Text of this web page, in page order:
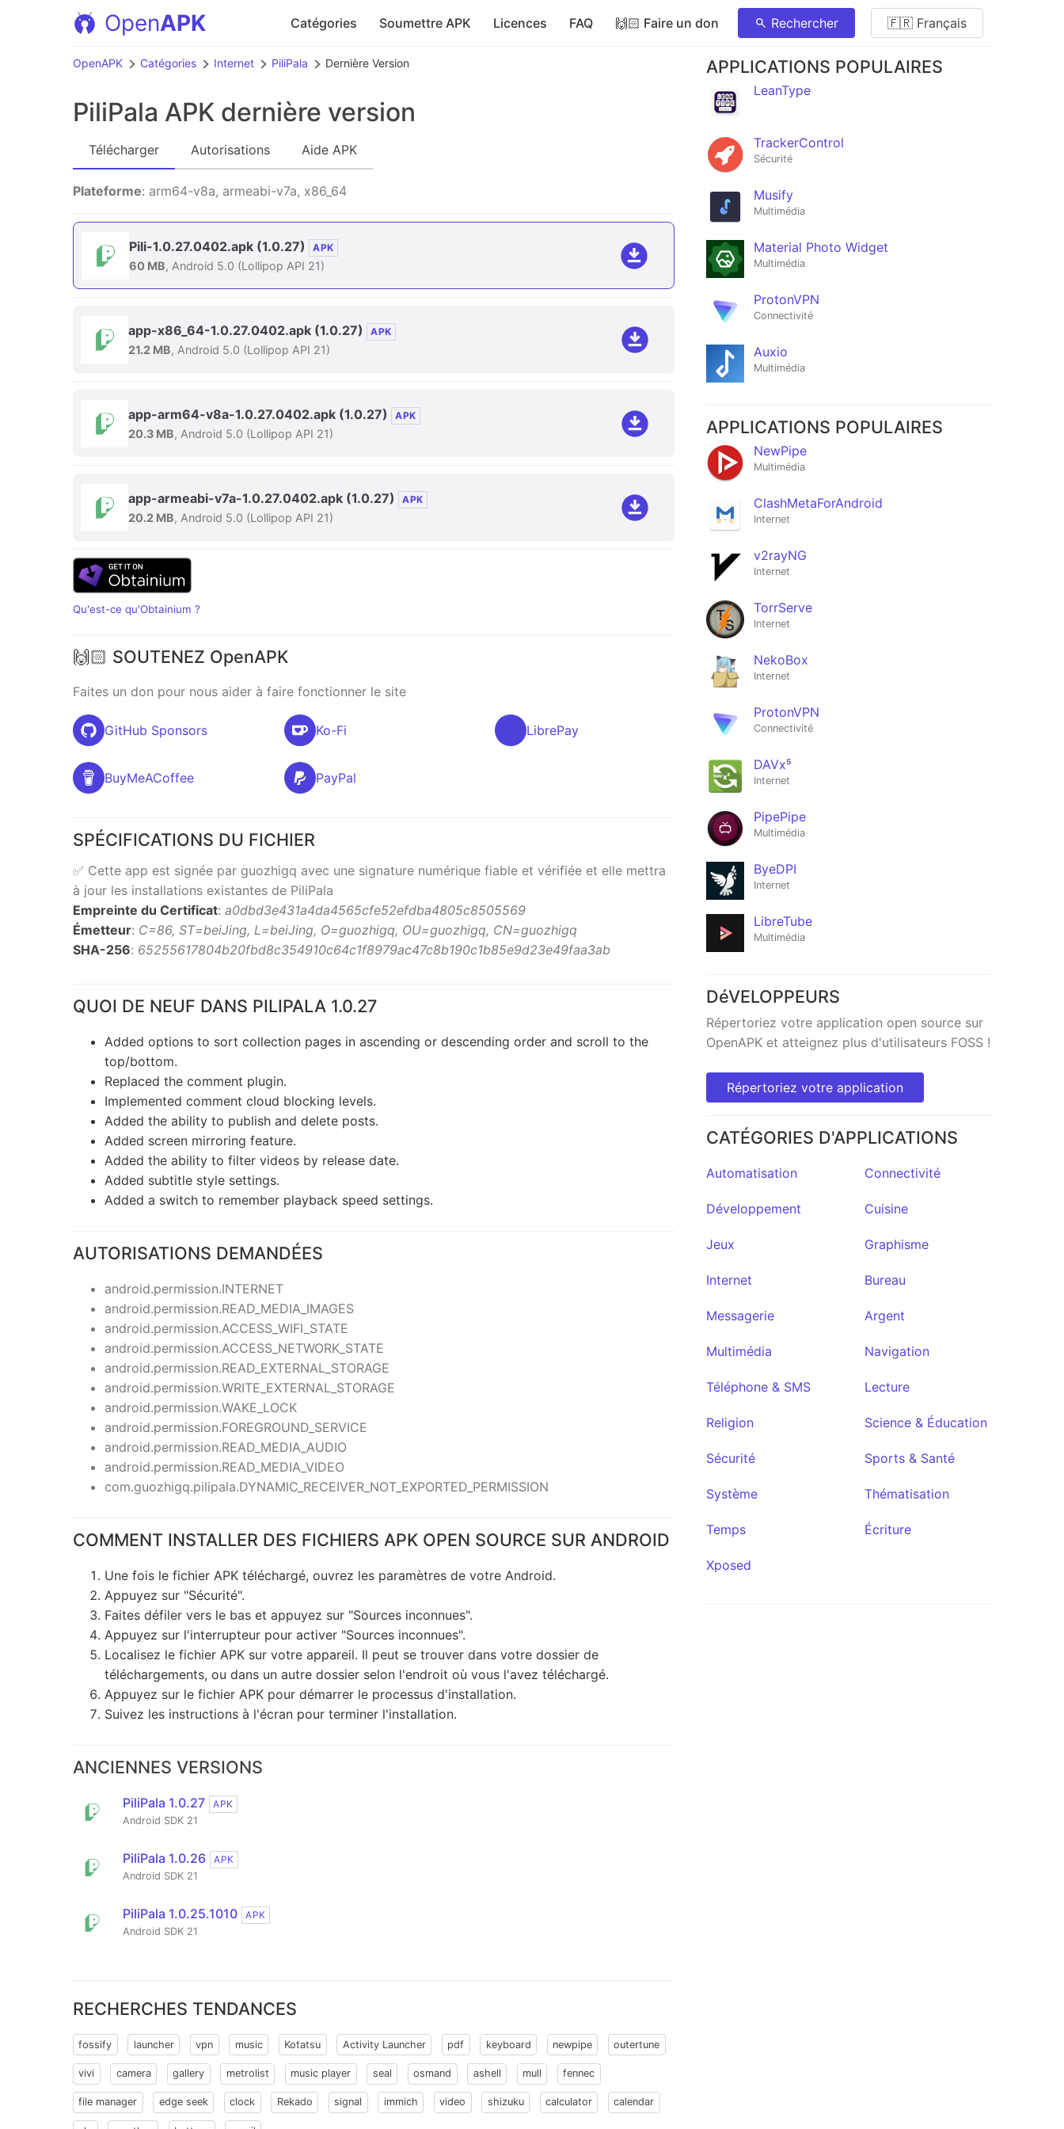
OpenAPK Catégories Soumettre APK Licences FAQ 🙌🏻 Faire un don Rechercher 🇫🇷 Français
OpenAPK Catégories Internet PiliPala Dernière Version
PiliPala APK dernière version
Télécharger Autorisations Aide APK
Plateforme: arm64-v8a, armeabi-v7a, x86_64
Pili-1.0.27.0402.apk (1.0.27) APK
60 MB, Android 5.0 (Lollipop API 21)
app-x86_64-1.0.27.0402.apk (1.0.27) APK
21.2 MB, Android 5.0 (Lollipop API 21)
app-arm64-v8a-1.0.27.0402.apk (1.0.27) APK
20.3 MB, Android 5.0 (Lollipop API 21)
app-armeabi-v7a-1.0.27.0402.apk (1.0.27) APK
20.2 MB, Android 5.0 (Lollipop API 21)
Qu'est-ce qu'Obtainium ?
🙌🏻 SOUTENEZ OpenAPK
Faites un don pour nous aider à faire fonctionner le site
GitHub Sponsors Ko-Fi LibrePay
BuyMeACoffee PayPal
SPÉCIFICATIONS DU FICHIER
✅ Cette app est signée par guozhigq avec une signature numérique fiable et vérifiée et elle mettra
à jour les installations existantes de PiliPala
Empreinte du Certificat: a0dbd3e431a4da4565cfe52efdba4805c8505569
Émetteur: C=86, ST=beiJing, L=beiJing, O=guozhigq, OU=guozhigq, CN=guozhigq
SHA-256: 65255617804b20fbd8c354910c64c1f8979ac47c8b190c1b85e9d23e49faa3ab
QUOI DE NEUF DANS PILIPALA 1.0.27
Added options to sort collection pages in ascending or descending order and scroll to the
top/bottom.
Replaced the comment plugin.
Implemented comment cloud blocking levels.
Added the ability to publish and delete posts.
Added screen mirroring feature.
Added the ability to filter videos by release date.
Added subtitle style settings.
Added a switch to remember playback speed settings.
AUTORISATIONS DEMANDÉES
android.permission.INTERNET
android.permission.READ_MEDIA_IMAGES
android.permission.ACCESS_WIFI_STATE
android.permission.ACCESS_NETWORK_STATE
android.permission.READ_EXTERNAL_STORAGE
android.permission.WRITE_EXTERNAL_STORAGE
android.permission.WAKE_LOCK
android.permission.FOREGROUND_SERVICE
android.permission.READ_MEDIA_AUDIO
android.permission.READ_MEDIA_VIDEO
com.guozhigq.pilipala.DYNAMIC_RECEIVER_NOT_EXPORTED_PERMISSION
COMMENT INSTALLER DES FICHIERS APK OPEN SOURCE SUR ANDROID
Une fois le fichier APK téléchargé, ouvrez les paramètres de votre Android.
Appuyez sur "Sécurité".
Faites défiler vers le bas et appuyez sur "Sources inconnues".
Appuyez sur l'interrupteur pour activer "Sources inconnues".
Localisez le fichier APK sur votre appareil. Il peut se trouver dans votre dossier de
téléchargements, ou dans un autre dossier selon l'endroit où vous l'avez téléchargé.
Appuyez sur le fichier APK pour démarrer le processus d'installation.
Suivez les instructions à l'écran pour terminer l'installation.
ANCIENNES VERSIONS
PiliPala 1.0.27
APK
Android SDK 21
PiliPala 1.0.26
APK
Android SDK 21
PiliPala 1.0.25.1010
APK
Android SDK 21
RECHERCHES TENDANCES
fossify launcher vpn music Kotatsu Activity Launcher pdf keyboard newpipe outertune
vivi camera gallery metrolist music player seal osmand ashell mull fennec
file manager edge seek clock Rekado signal immich video shizuku calculator calendar
APPLICATIONS POPULAIRES
LeanType
TrackerControl
Sécurité
Musify
Multimédia
Material Photo Widget
Multimédia
ProtonVPN
Connectivité
Auxio
Multimédia
APPLICATIONS POPULAIRES
NewPipe
Multimédia
ClashMetaForAndroid
Internet
v2rayNG
Internet
TorrServe
Internet
NekoBox
Internet
ProtonVPN
Connectivité
DAVx⁵
Internet
PipePipe
Multimédia
ByeDPI
Internet
LibreTube
Multimédia
DéVELOPPEURS
Répertoriez votre application open source sur
OpenAPK et atteignez plus d'utilisateurs FOSS !
Répertoriez votre application
CATÉGORIES D'APPLICATIONS
Automatisation Connectivité
Développement Cuisine
Jeux Graphisme
Internet Bureau
Messagerie Argent
Multimédia Navigation
Téléphone & SMS Lecture
Religion Science & Éducation
Sécurité Sports & Santé
Système Thématisation
Temps Écriture
Xposed